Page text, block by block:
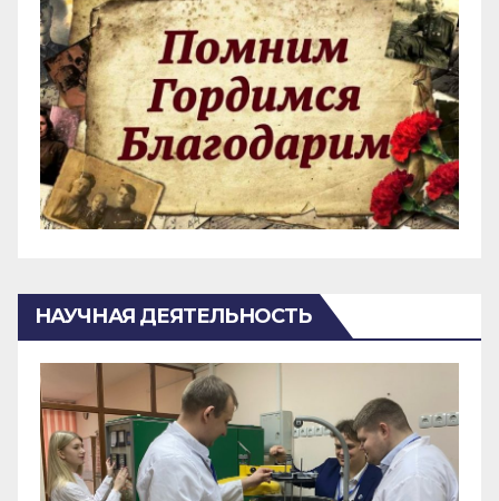
НАУЧНАЯ ДЕЯТЕЛЬНОСТЬ